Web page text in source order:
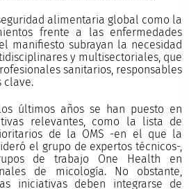
alimentaria global como la
frente a las enfermedades
manifiesto subrayan la necesidad
y multisectoriales, que
sanitarios, responsables
clave.
últimos años se han puesto en
relevantes, como la lista de
de la OMS -en el que la
el grupo de expertos técnicos-,
de trabajo One Health en
de micología. No obstante,
iniciativas deben integrarse de